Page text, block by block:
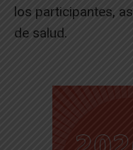
los participantes,
de salud.